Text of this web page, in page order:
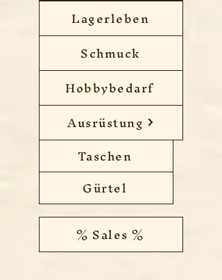
Lagerleben
Schmuck
Hobbybedarf
Ausrüstung
Taschen
Gürtel
% Sales %